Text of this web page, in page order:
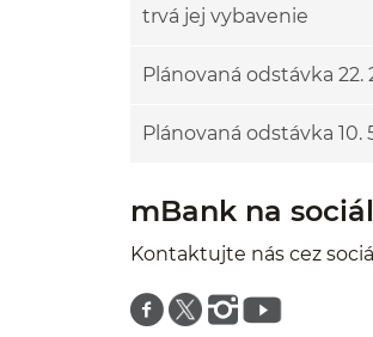
trvá jej vybavenie
Plánovaná odstávka 22.
Plánovaná odstávka 10.
mBank na
Kontaktujte nás cez
Znajdź nas na facebooku
Znajdź nas na twitterze
Znajdź nas na instagramie
Znajdź nas na youtube